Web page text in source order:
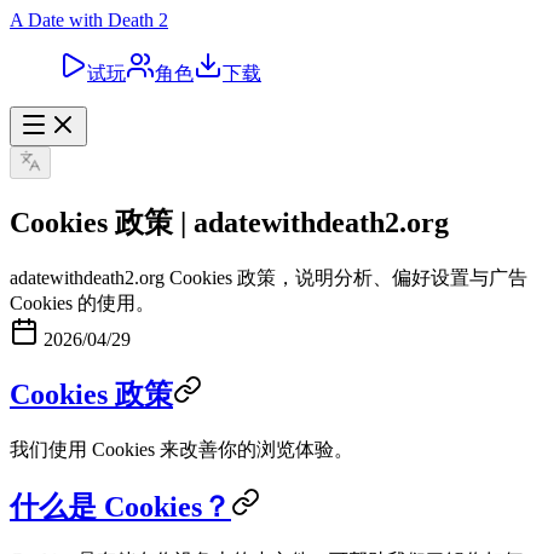
A Date with Death 2
试玩 角色 下载
Cookies 政策 | adatewithdeath2.org
adatewithdeath2.org Cookies 政策，说明分析、偏好设置与广告
Cookies 的使用。
2026/04/29
Cookies 政策
我们使用 Cookies 来改善你的浏览体验。
什么是 Cookies？